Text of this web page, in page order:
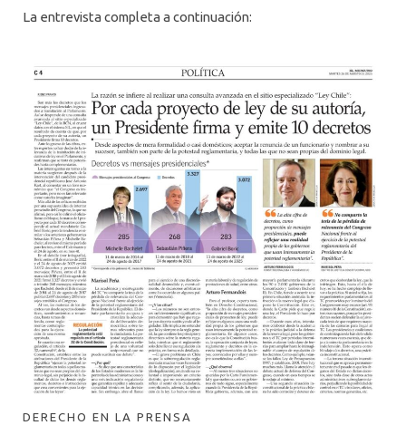
La entrevista completa a continuación:
DERECHO EN LA PRENSA